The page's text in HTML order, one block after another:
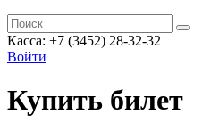
Касса: +7 (3452) 28-32-32
Войти
Купить билет